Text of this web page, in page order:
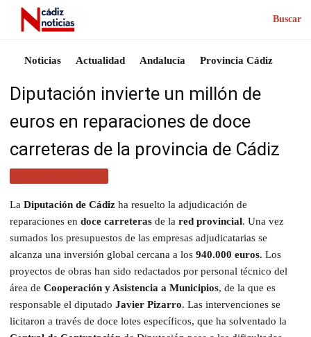
Buscar
Noticias Actualidad Andalucía Provincia Cádiz
Diputación invierte un millón de
euros en reparaciones de doce
carreteras de la provincia de Cádiz
La Diputación de Cádiz ha resuelto la adjudicación de
reparaciones en doce carreteras de la red provincial. Una vez
sumados los presupuestos de las empresas adjudicatarias se
alcanza una inversión global cercana a los 940.000 euros. Los
proyectos de obras han sido redactados por personal técnico del
área de Cooperación y Asistencia a Municipios, de la que es
responsable el diputado Javier Pizarro. Las intervenciones se
licitaron a través de doce lotes específicos, que ha solventado la